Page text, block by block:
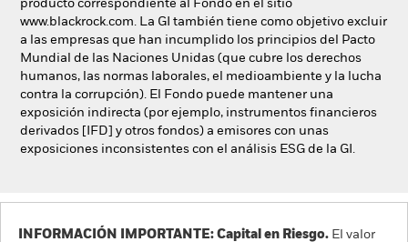
producto correspondiente al Fondo en el sitio
www.blackrock.com. La GI también tiene como objetivo excluir
a las empresas que han incumplido los principios del Pacto
Mundial de las Naciones Unidas (que cubre los derechos
humanos, las normas laborales, el medioambiente y la lucha
contra la corrupción). El Fondo puede mantener una
exposición indirecta (por ejemplo, instrumentos financieros
derivados [IFD] y otros fondos) a emisores con unas
exposiciones inconsistentes con el análisis ESG de la GI.
INFORMACIÓN IMPORTANTE: Capital en Riesgo. El valor